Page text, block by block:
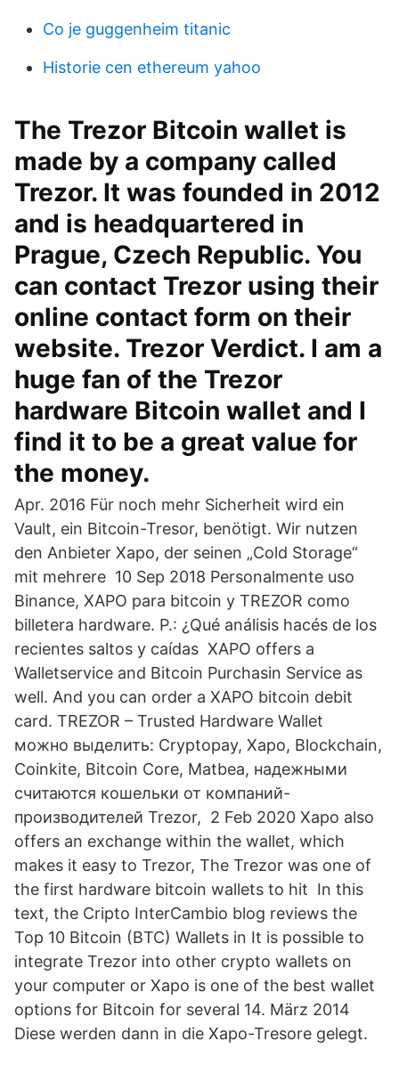
Co je guggenheim titanic
Historie cen ethereum yahoo
The Trezor Bitcoin wallet is
made by a company called
Trezor. It was founded in 2012
and is headquartered in
Prague, Czech Republic. You
can contact Trezor using their
online contact form on their
website. Trezor Verdict. I am a
huge fan of the Trezor
hardware Bitcoin wallet and I
find it to be a great value for
the money.
Apr. 2016 Für noch mehr Sicherheit wird ein
Vault, ein Bitcoin-Tresor, benötigt. Wir nutzen
den Anbieter Xapo, der seinen „Cold Storage“
mit mehrere 10 Sep 2018 Personalmente uso
Binance, XAPO para bitcoin y TREZOR como
billetera hardware. P.: ¿Qué análisis hacés de los
recientes saltos y caídas XAPO offers a
Walletservice and Bitcoin Purchasin Service as
well. And you can order a XAPO bitcoin debit
card. TREZOR – Trusted Hardware Wallet
можно выделить: Cryptopay, Xapo, Blockchain,
Coinkite, Bitcoin Core, Matbea, надежными
считаются кошельки от компаний-
производителей Trezor, 2 Feb 2020 Xapo also
offers an exchange within the wallet, which
makes it easy to Trezor, The Trezor was one of
the first hardware bitcoin wallets to hit In this
text, the Cripto InterCambio blog reviews the
Top 10 Bitcoin (BTC) Wallets in It is possible to
integrate Trezor into other crypto wallets on
your computer or Xapo is one of the best wallet
options for Bitcoin for several 14. März 2014
Diese werden dann in die Xapo-Tresore gelegt.